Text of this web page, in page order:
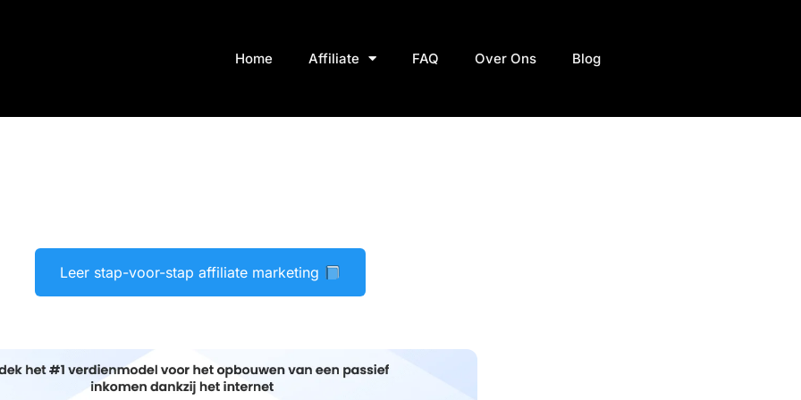
Home Affiliate FAQ Over Ons Blog
Leer stap-voor-stap affiliate marketing